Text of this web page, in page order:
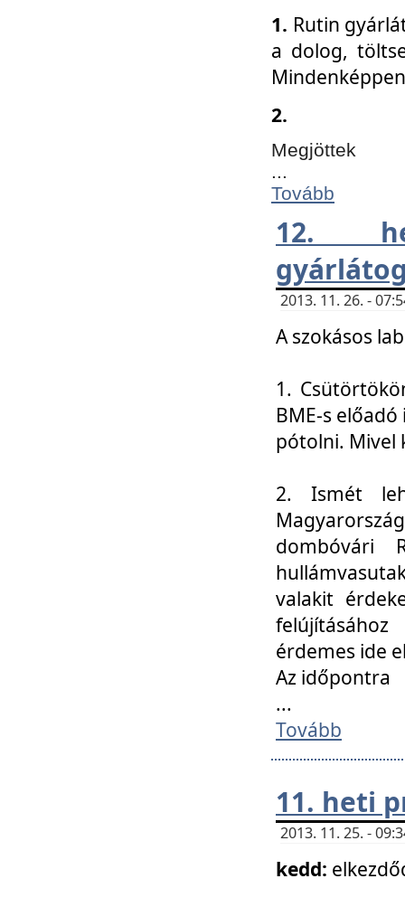
1. Rutin
a dolog,
2.
Megjöttek
...
Tovább
12.
2013. 11. 26. -
A szokásos
1.
BME-s
pótolni. Mivel
2. Ismét
dombóvári
valakit
érdemes ide
Az időpontra
...
Tovább
11. heti
2013. 11. 25. -
kedd: